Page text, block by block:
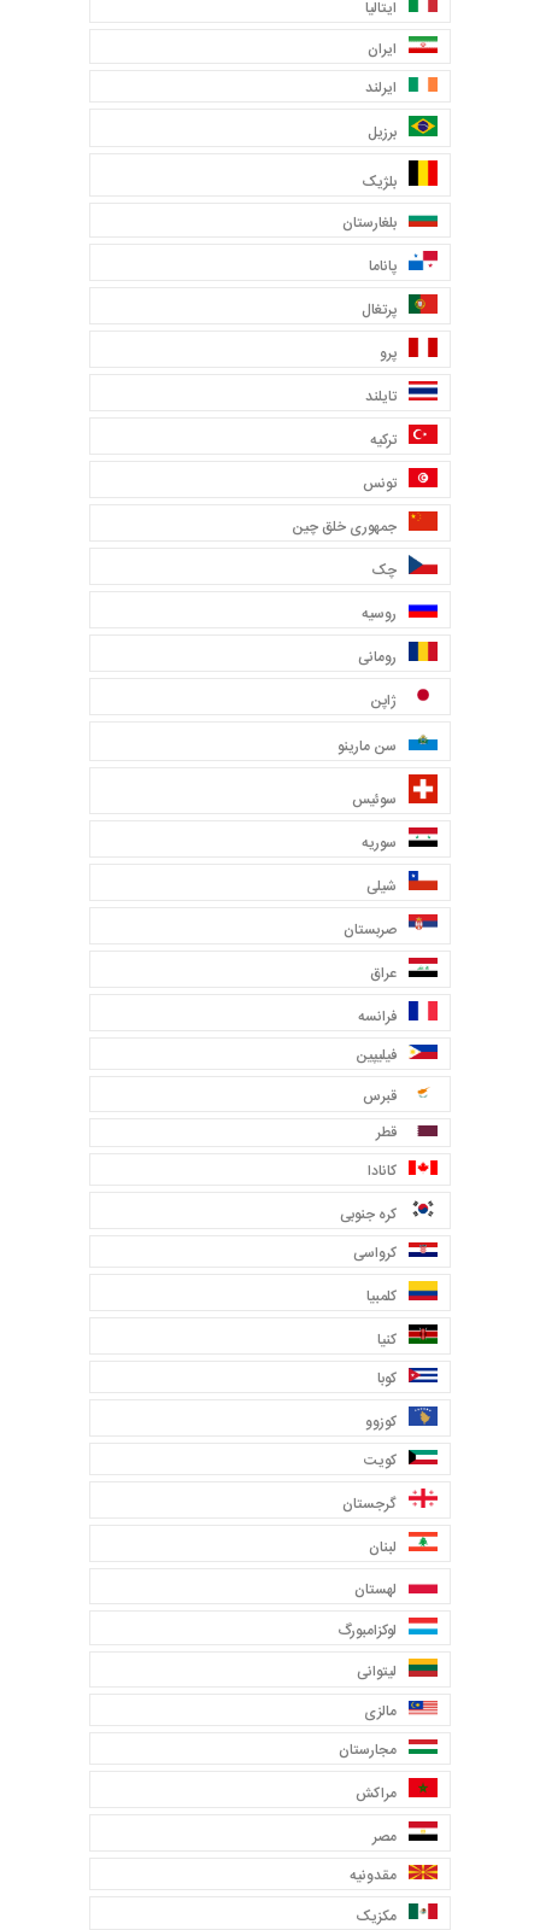
ایتالیا
ایران
ایرلند
برزیل
بلژیک
بلغارستان
پاناما
پرتغال
پرو
تایلند
ترکیه
تونس
جمهوری خلق چین
چک
روسیه
رومانی
ژاپن
سن مارینو
سوئیس
سوریه
شیلی
صربستان
عراق
فرانسه
فیلیپین
قبرس
قطر
کانادا
کره جنوبی
کرواسی
کلمبیا
کنیا
کوبا
کوزوو
کویت
گرجستان
لبنان
لهستان
لوکزامبورگ
لیتوانی
مالزی
مجارستان
مراکش
مصر
مقدونیه
مکزیک